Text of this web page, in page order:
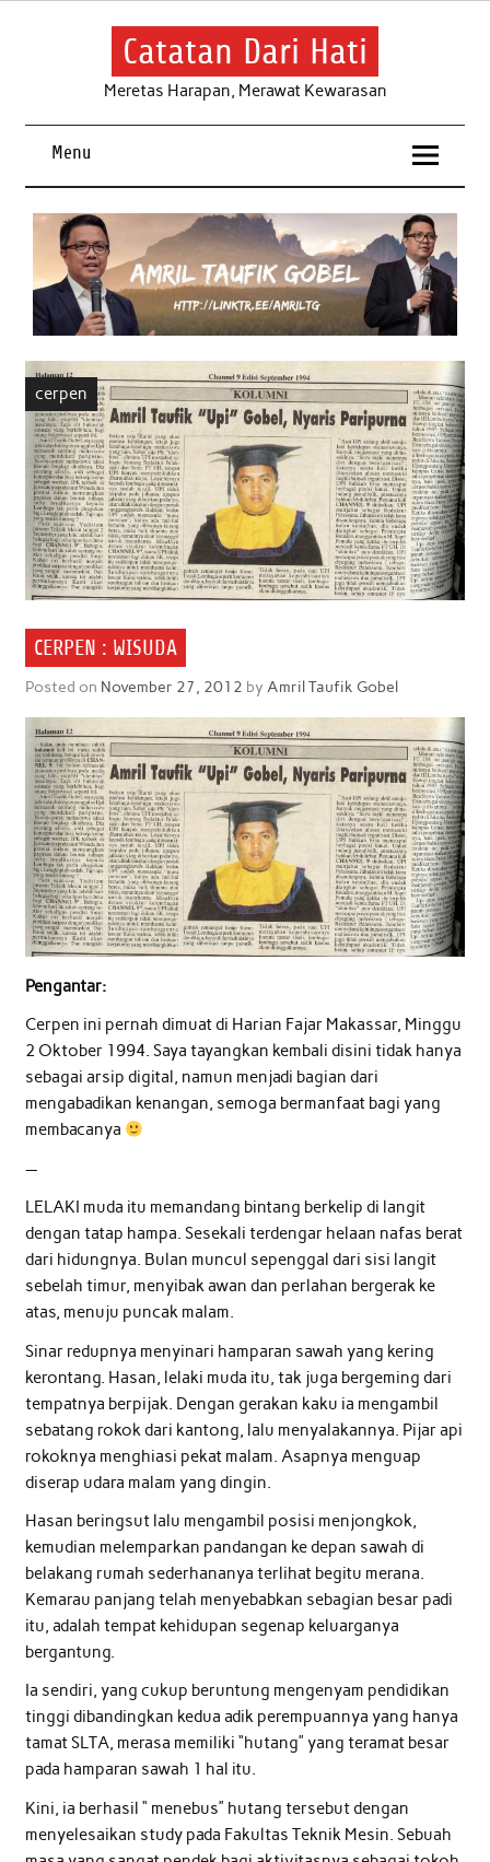
Skip
Catatan Dari Hati
Meretas Harapan, Merawat Kewarasan
Menu
cerpen
CERPEN : WISUDA
Posted on November 27, 2012 by Amril Taufik Gobel
Pengantar:
Cerpen ini pernah dimuat di Harian Fajar Makassar, Minggu
2 Oktober 1994. Saya tayangkan kembali disini tidak hanya
sebagai arsip digital, namun menjadi bagian dari
mengabadikan kenangan, semoga bermanfaat bagi yang
membacanya
—
LELAKI muda itu memandang bintang berkelip di langit
dengan tatap hampa. Sesekali terdengar helaan nafas berat
dari hidungnya. Bulan muncul sepenggal dari sisi langit
sebelah timur, menyibak awan dan perlahan bergerak ke
atas, menuju puncak malam.
Sinar redupnya menyinari hamparan sawah yang kering
kerontang. Hasan, lelaki muda itu, tak juga bergeming dari
tempatnya berpijak. Dengan gerakan kaku ia mengambil
sebatang rokok dari kantong, lalu menyalakannya. Pijar api
rokoknya menghiasi pekat malam. Asapnya menguap
diserap udara malam yang dingin.
Hasan beringsut lalu mengambil posisi menjongkok,
kemudian melemparkan pandangan ke depan sawah di
belakang rumah sederhananya terlihat begitu merana.
Kemarau panjang telah menyebabkan sebagian besar padi
itu, adalah tempat kehidupan segenap keluarganya
bergantung.
Ia sendiri, yang cukup beruntung mengenyam pendidikan
tinggi dibandingkan kedua adik perempuannya yang hanya
tamat SLTA, merasa memiliki “hutang” yang teramat besar
pada hamparan sawah 1 hal itu.
Kini, ia berhasil “ menebus” hutang tersebut dengan
menyelesaikan study pada Fakultas Teknik Mesin. Sebuah